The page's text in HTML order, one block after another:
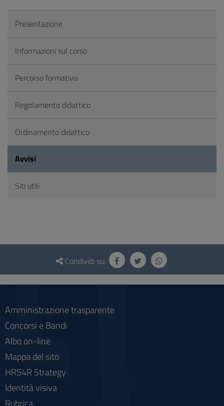
Presentazione
Informazioni sul corso
Percorso formativo
Regolamento didattico
Ordinamento didattico
Avvisi
Siti utili
Questionario
social
Condividi su:
Amministrazione trasparente
Concorsi e Bandi
Albo on-line
Mappa del sito
HRS4R Strategy
Identità visiva
Rubrica